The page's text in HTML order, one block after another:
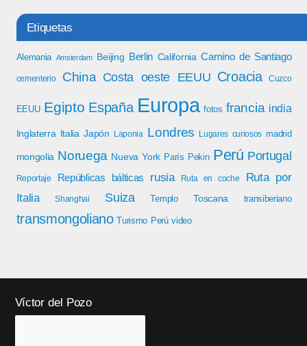
Etiquetas
Alemania Amsterdam Beijing Berlin California Camino de Santiago
cementerio China Costa oeste EEUU Croacia Cuzco
EEUU Egipto España Europa fotos francia india
Inglaterra Italia Japón Laponia Londres Lugares curiosos madrid
mongolia Noruega Nueva York París Pekin Perú Portugal
Reportaje Repúblicas bálticas rusia Ruta en coche
Ruta por
Italia
Shanghai Suiza Templo Toscana transiberiano
transmongoliano Turismo Perú video
Víctor del Pozo